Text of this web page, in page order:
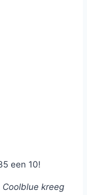
een 10!
kreeg